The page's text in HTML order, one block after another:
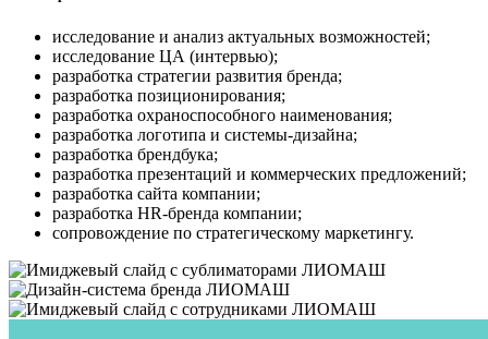
исследование и анализ актуальных возможностей;
исследование ЦА (интервью);
разработка стратегии развития бренда;
разработка позиционирования;
разработка охраноспособного наименования;
разработка логотипа и системы-дизайна;
разработка брендбука;
разработка презентаций и коммерческих предложений;
разработка сайта компании;
разработка HR-бренда компании;
сопровождение по стратегическому маркетингу.